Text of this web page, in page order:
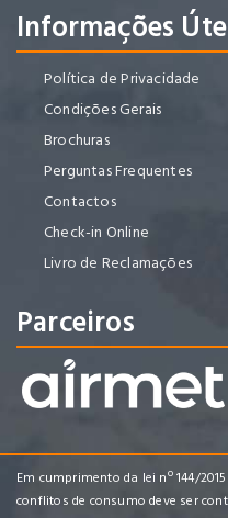
Informações
Política de Privacidade
Condições Gerais
Brochuras
Perguntas Frequentes
Contactos
Check-in Online
Livro de Reclamações
Parceiros
Em cumprimento da lei nº 144/
conflitos de consumo deve ser